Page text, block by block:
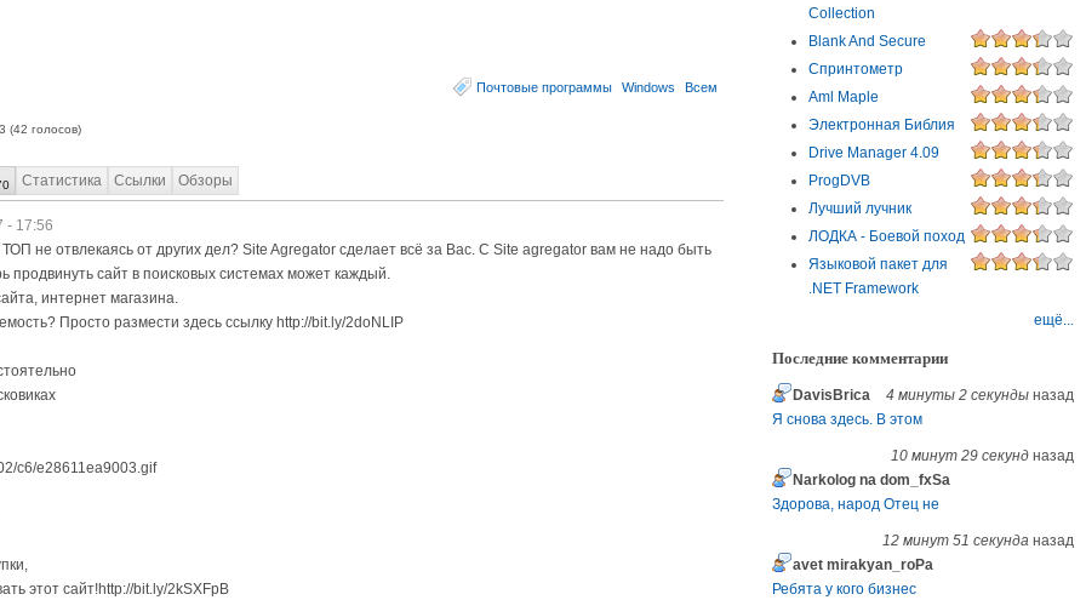
Почтовые программы Windows Всем
3 (42 голосов)
Статистика Ссылки Обзоры
- 17:56
не отвлекаясь от других дел? Site Agregator сделает всё за Вас. С Site agregator вам не надо быть
продвинуть сайт в поисковых системах может каждый.
интернет магазина.
Просто размести здесь ссылку http://bit.ly/2doNLIP
c6/e28611ea9003.gif
этот сайт!http://bit.ly/2kSXFpB
Collection
Blank And Secure
Спринтометр
Aml Maple
Электронная Библия
Drive Manager 4.09
ProgDVB
Лучший лучник
ЛОДКА - Боевой поход
Языковой пакет для
.NET Framework
ещё...
Последние комментарии
4 минуты 2 секундыназад
DavisBrica
Я снова здесь. В этом
10 минут 29 секундназад
Narkolog na dom_fxSa
Здорова, народ Отец не
12 минут 51 секунданазад
avet mirakyan_roPa
Ребята у кого бизнес